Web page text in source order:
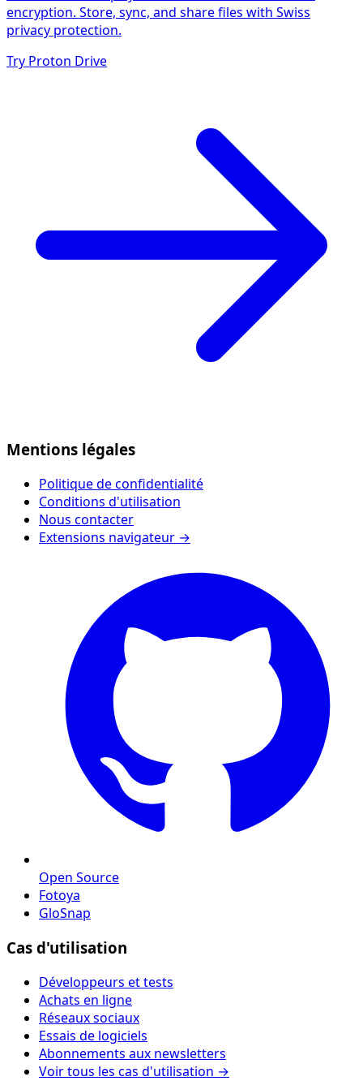
encryption. Store, sync, and share files with Swiss
privacy protection.
Try Proton Drive
Mentions légales
Politique de confidentialité
Conditions d'utilisation
Nous contacter
Extensions navigateur →
Open Source
Fotoya
GloSnap
Cas d'utilisation
Développeurs et tests
Achats en ligne
Réseaux sociaux
Essais de logiciels
Abonnements aux newsletters
Voir tous les cas d'utilisation →